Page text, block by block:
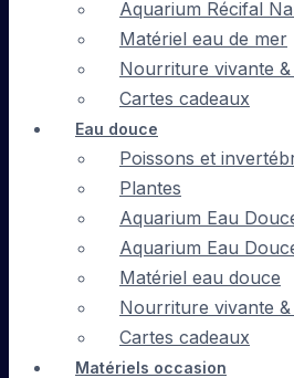
Aquarium Récifal
Matériel eau de mer
Nourriture vivante
Cartes cadeaux
Eau douce
Poissons et
Plantes
Aquarium Eau
Aquarium Eau
Matériel eau douce
Nourriture vivante
Cartes cadeaux
Matériels occasion